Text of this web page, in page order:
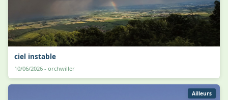
ciel instable
10/06/2026 - orchwiller
Ailleurs